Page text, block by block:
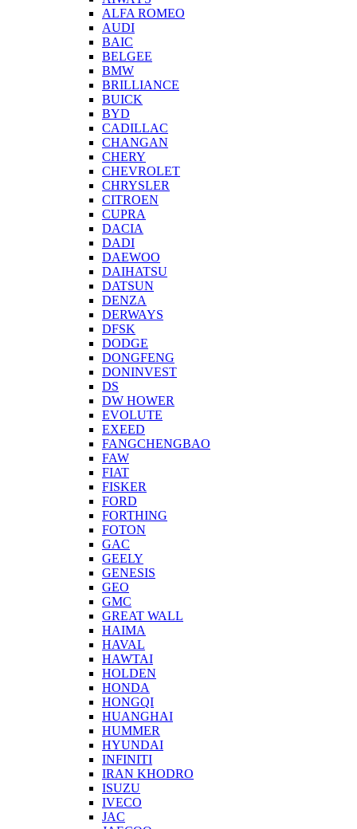
ALFA ROMEO
AUDI
BAIC
BELGEE
BMW
BRILLIANCE
BUICK
BYD
CADILLAC
CHANGAN
CHERY
CHEVROLET
CHRYSLER
CITROEN
CUPRA
DACIA
DADI
DAEWOO
DAIHATSU
DATSUN
DENZA
DERWAYS
DFSK
DODGE
DONGFENG
DONINVEST
DS
DW HOWER
EVOLUTE
EXEED
FANGCHENGBAO
FAW
FIAT
FISKER
FORD
FORTHING
FOTON
GAC
GEELY
GENESIS
GEO
GMC
GREAT WALL
HAIMA
HAVAL
HAWTAI
HOLDEN
HONDA
HONGQI
HUANGHAI
HUMMER
HYUNDAI
INFINITI
IRAN KHODRO
ISUZU
IVECO
JAC